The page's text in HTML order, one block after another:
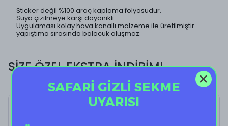
Sticker değil %100 araç kaplama folyosudur.
Suya çizilmeye karşı dayanıklı.
Uygulaması kolay hava kanallı malzeme ile üretilmiştir
yapıştıma sırasında balocuk oluşmaz.
SİZE ÖZEL EKSTRA İNDİRİM!
SAFARİ GİZLİ SEKME
UYARISI